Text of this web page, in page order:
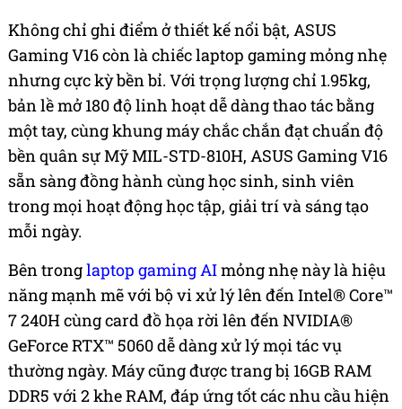
Không chỉ ghi điểm ở thiết kế nổi bật, ASUS
Gaming V16 còn là chiếc laptop gaming mỏng nhẹ
nhưng cực kỳ bền bỉ. Với trọng lượng chỉ 1.95kg,
bản lề mở 180 độ linh hoạt dễ dàng thao tác bằng
một tay, cùng khung máy chắc chắn đạt chuẩn độ
bền quân sự Mỹ MIL-STD-810H, ASUS Gaming V16
sẵn sàng đồng hành cùng học sinh, sinh viên
trong mọi hoạt động học tập, giải trí và sáng tạo
mỗi ngày.
Bên tronglaptop gaming AImỏng nhẹ này là hiệu
năng mạnh mẽ với bộ vi xử lý lên đến Intel® Core™
7 240H cùng card đồ họa rời lên đến NVIDIA®
GeForce RTX™ 5060 dễ dàng xử lý mọi tác vụ
thường ngày. Máy cũng được trang bị 16GB RAM
DDR5 với 2 khe RAM, đáp ứng tốt các nhu cầu hiện